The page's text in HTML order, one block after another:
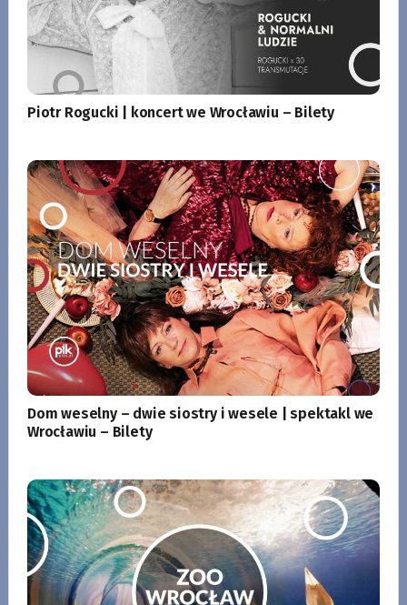
Piotr Rogucki | koncert we Wrocławiu – Bilety
Dom weselny – dwie siostry i wesele | spektakl we
Wrocławiu – Bilety